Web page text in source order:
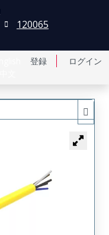
登録 ログイン
120065